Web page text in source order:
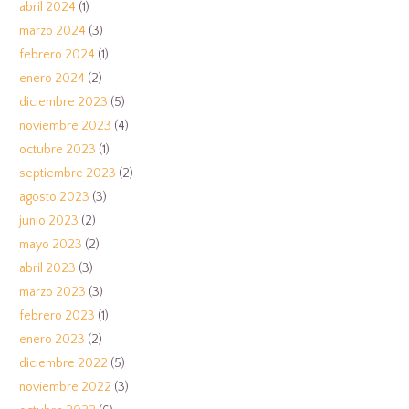
abril 2024 (1)
marzo 2024 (3)
febrero 2024 (1)
enero 2024 (2)
diciembre 2023 (5)
noviembre 2023 (4)
octubre 2023 (1)
septiembre 2023 (2)
agosto 2023 (3)
junio 2023 (2)
mayo 2023 (2)
abril 2023 (3)
marzo 2023 (3)
febrero 2023 (1)
enero 2023 (2)
diciembre 2022 (5)
noviembre 2022 (3)